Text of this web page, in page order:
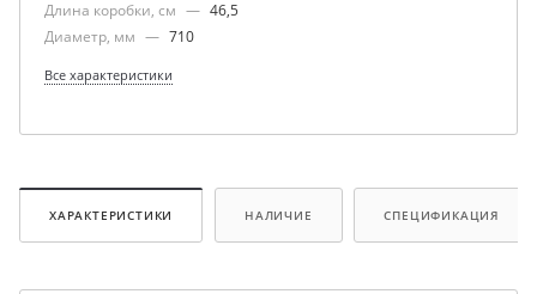
Длина коробки, см — 46,5
Диаметр, мм — 710
Все характеристики
ХАРАКТЕРИСТИКИ НАЛИЧИЕ СПЕЦИФИКАЦИЯ